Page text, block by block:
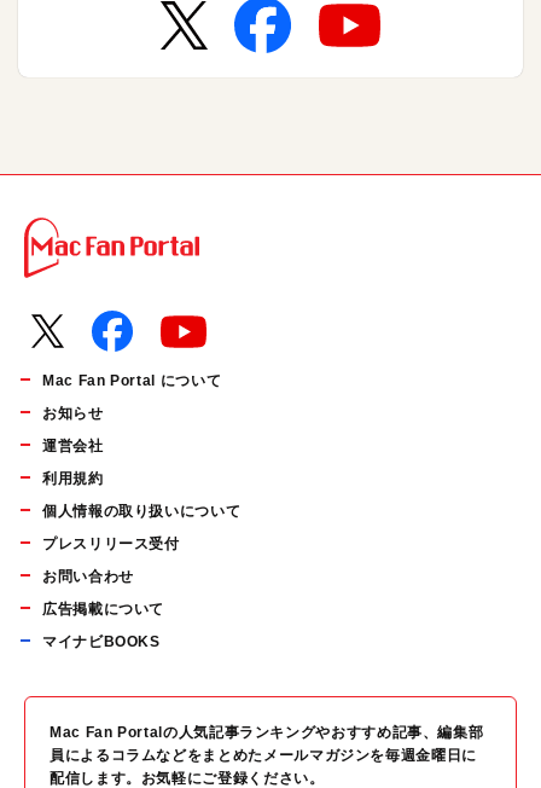
Mac Fan Portal について
お知らせ
運営会社
利用規約
個人情報の取り扱いについて
プレスリリース受付
お問い合わせ
広告掲載について
マイナビBOOKS
Mac Fan Portalの人気記事ランキングやおすすめ記事、編集部
員によるコラムなどをまとめたメールマガジンを毎週金曜日に
配信します。お気軽にご登録ください。